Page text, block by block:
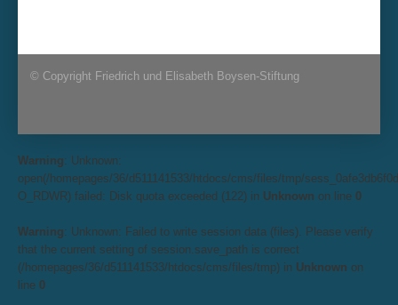
© Copyright Friedrich und Elisabeth Boysen-Stiftung
Warning: Unknown:
open(/homepages/36/d511141533/htdocs/cms/files/tmp/
O_RDWR) failed: Disk quota exceeded (122) in Unknown on line 0
Warning: Unknown: Failed to write session data (files). Please verify
that the current setting of session.save_path is correct
(/homepages/36/d511141533/htdocs/cms/files/tmp) in Unknown on
line 0